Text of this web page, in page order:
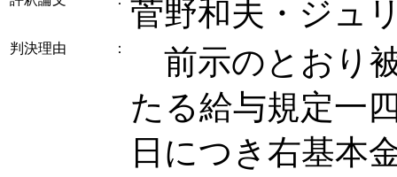
菅野和夫・ジュ
判決理由 ：
前示のとおり
たる給与規定一
日につき右基本